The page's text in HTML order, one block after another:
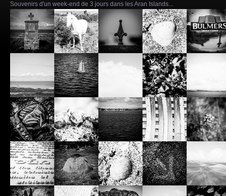
Souvenirs d'un week-end de 3 jours dans les Aran Islands...